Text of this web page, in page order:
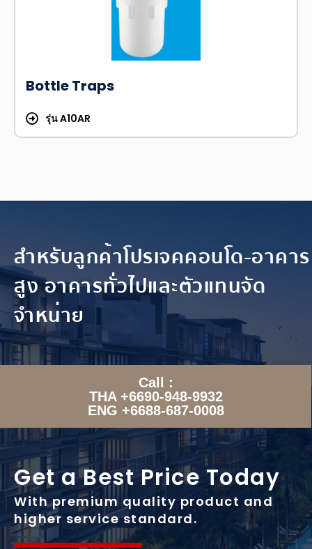
Bottle Traps
รุ่น A10AR
สำหรับลูกค้าโปรเจคคอนโด-อาคาร
สูง อาคารทั่วไปและตัวแทนจัด
จำหน่าย
Call :
THA +6690-948-9932
ENG +6688-687-0008
Get a Best Price Today
With premium quality product and
higher service standard.